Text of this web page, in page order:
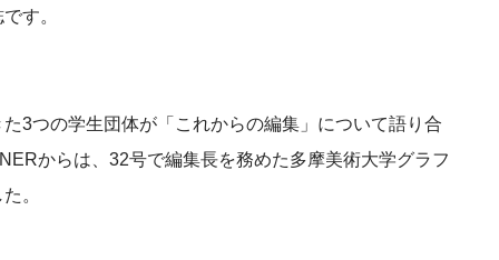
す。
3つの学生団体が「これからの編集」について語り合
からは、32号で編集長を務めた多摩美術大学グラフ
。